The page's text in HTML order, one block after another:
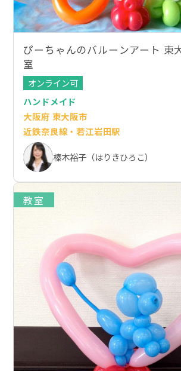
ぴーちゃんのバルーンアート 東
室
オンライン可
ハンドメイド
大阪府 東大阪市
近鉄奈良線・若江岩田駅
榛木裕子（はりきひろこ）
教室